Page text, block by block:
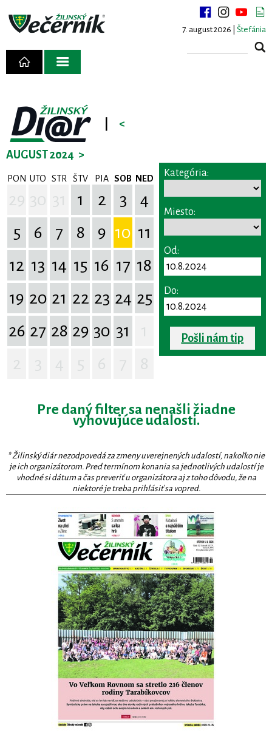
7. august 2026 | Štefánia
<
AUGUST 2024 >
PON UTO STR ŠTV PIA SOB NED
1 2 3
4
5
6 7 8 9 10 11
12 13 14 15 16 17 18
19 20 21 22 23 24 25
26 27 28 29 30 31
Kategória:
Miesto:
Od:
Do:
Pošli nám tip
Pre daný filter sa nenašli žiadne
vyhovujúce udalosti.
* Žilinský diár nezodpovedá za zmeny uverejnených udalostí, nakoľko nie
je ich organizátorom. Pred termínom konania sa jednotlivých udalostí je
vhodné si dátum a čas preveriť u organizátora aj z toho dôvodu, že na
niektoré je treba prihlásiť sa vopred.